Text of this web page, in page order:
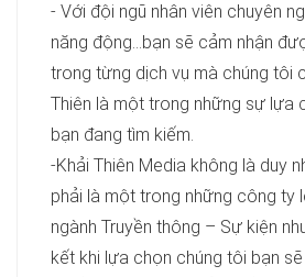
- Với đội ngũ nhân viên chuyên
năng động…bạn sẽ cảm nhận
trong từng dịch vụ mà chúng tôi
Thiên là một trong những sự lựa
bạn đang tìm kiếm.
-Khải Thiên Media không là duy
phải là một trong những công ty
ngành Truyền thông – Sự kiện
kết khi lựa chọn chúng tôi bạn